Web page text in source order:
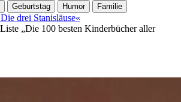
Geburtstag Humor Familie
drei Stanisläuse«
„Die 100 besten Kinderbücher aller